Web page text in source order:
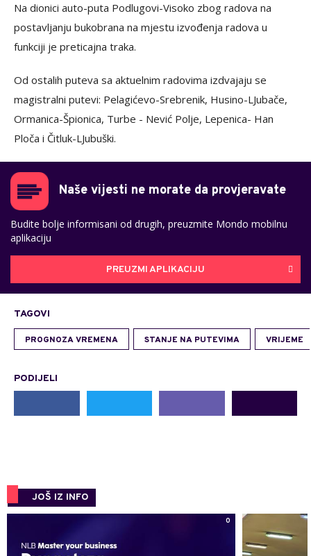
Na dionici auto-puta Podlugovi-Visoko zbog radova na
postavljanju bukobrana na mjestu izvođenja radova u
funkciji je preticajna traka.
Od ostalih puteva sa aktuelnim radovima izdvajaju se
magistralni putevi: Pelagićevo-Srebrenik, Husino-LJubače,
Ormanica-Špionica, Turbe - Nević Polje, Lepenica- Han
Ploča i Čitluk-LJubuški.
Naše vijesti ne morate da provjeravate
Budite bolje informisani od drugih, preuzmite Mondo mobilnu
aplikaciju
PREUZMI APLIKACIJU
TAGOVI
PROGNOZA VREMENA STANJE NA PUTEVIMA VRIJEME
PODIJELI
JOŠ IZ INFO
0